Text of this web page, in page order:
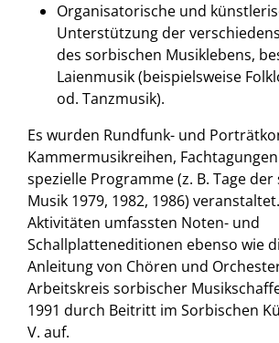
Organisatorische und
Unterstützung der
des sorbischen Musiklebens,
Laienmusik (beispielsweise
od. Tanzmusik).
Es wurden Rundfunk- und
Kammermusikreihen,
spezielle Programme (z. B. Tage
Musik 1979, 1982, 1986)
Aktivitäten umfassten Noten- und
Schallplatteneditionen ebenso wie
Anleitung von Chören und
Arbeitskreis sorbischer
1991 durch Beitritt im Sorbischen
V. auf.